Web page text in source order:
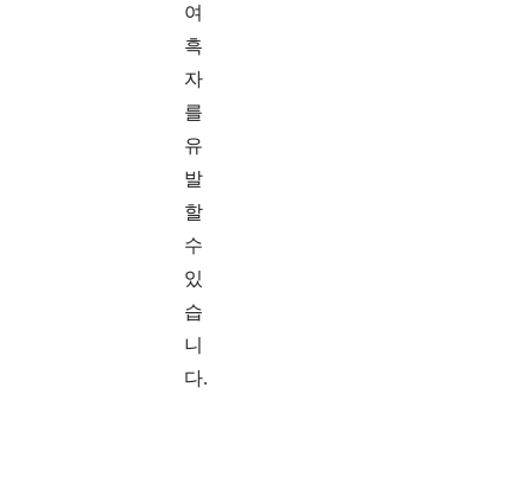
여
흑
자
를
유
발
할
수
있
습
니
다.